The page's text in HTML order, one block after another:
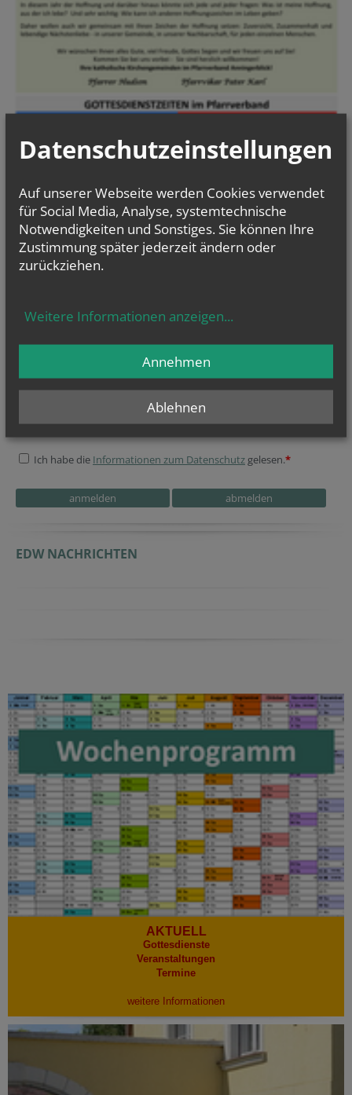
PV Anningerblick
Security token
Website
Tracking ID
Website
Verification code
NEWSLETTER
Geben Sie bitte Ihre E-Mail Adresse ein
Ich habe die Informationen zum Datenschutz gelesen.*
EDW NACHRICHTEN
AKTUELL
Gottesdienste
Veranstaltungen
Termine
weitere Informationen
Datenschutzeinstellungen
Auf unserer Webseite werden Cookies verwendet
für Social Media, Analyse, systemtechnische
Notwendigkeiten und Sonstiges. Sie können Ihre
Zustimmung später jederzeit ändern oder
zurückziehen.
Weitere Informationen anzeigen...
Ablehnen
Annehmen